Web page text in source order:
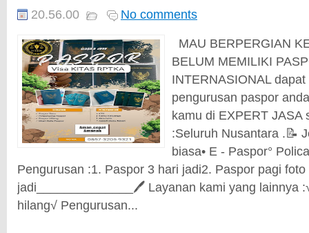
20.56.00
No comments
MAU BERPERGIAN
BELUM MEMILIKI
INTERNASIONAL
pengurusan paspor
kamu di EXPERT JASA
:Seluruh Nusantara .📝
biasa• E - Paspor°
Pengurusan :1. Paspor 3 hari jadi2. Paspor pagi
jadi______________🖊 Layanan kami yang lainnya
hilang√ Pengurusan...